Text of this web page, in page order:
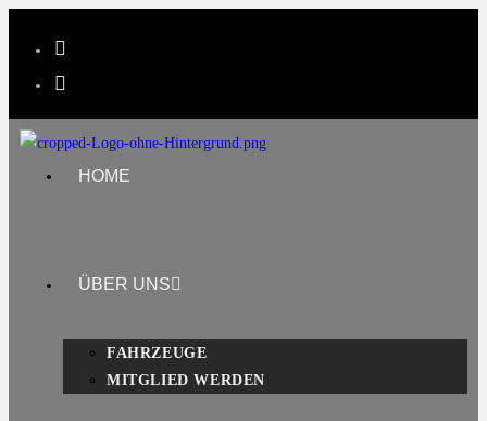
HOME
ÜBER UNS
FAHRZEUGE
MITGLIED WERDEN